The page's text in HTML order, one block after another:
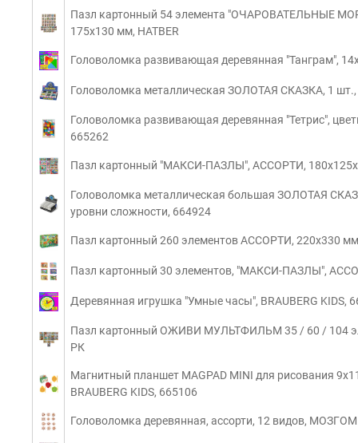
Пазл картонный 54 элемента "ОЧАРОВАТЕЛЬНЫЕ
175х130 мм, HATBER
Головоломка развивающая деревянная "Танграм",
Головоломка металлическая ЗОЛОТАЯ СКАЗКА, 1 шт.,
Головоломка развивающая деревянная "Тетрис",
665262
Пазл картонный "МАКСИ-ПАЗЛЫ", АССОРТИ,
Головоломка металлическая большая ЗОЛОТАЯ
уровни сложности, 664924
Пазл картонный 260 элементов АССОРТИ, 220х330
Пазл картонный 30 элементов, "МАКСИ-ПАЗЛЫ",
Деревянная игрушка "Умные часы", BRAUBERG KIDS,
Пазл картонный ОЖИВИ МУЛЬТФИЛЬМ 35 / 60 / 104
РК
Магнитный планшет MAGPAD MINI для рисования
BRAUBERG KIDS, 665106
Головоломка деревянная, ассорти, 12 видов,